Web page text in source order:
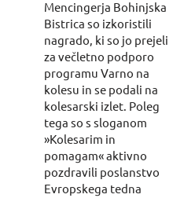
Mencingerja Bohinjska
Bistrica so izkoristili
nagrado, ki so jo prejeli
za večletno podporo
programu Varno na
kolesu in se podali na
kolesarski izlet. Poleg
tega so s sloganom
»Kolesarim in
pomagam« aktivno
pozdravili poslanstvo
Evropskega tedna